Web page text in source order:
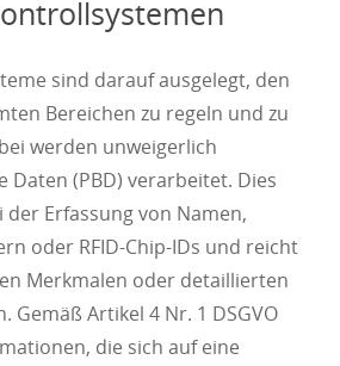
sind darauf ausgelegt, den
Bereichen zu regeln und zu
werden unweigerlich
Daten (PBD) verarbeitet. Dies
Erfassung von Namen,
oder RFID-Chip-IDs und reicht
Merkmalen oder detaillierten
Gemäß Artikel 4 Nr. 1 DSGVO
die sich auf eine